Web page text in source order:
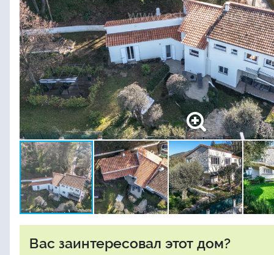
Вас заинтересовал этот дом?